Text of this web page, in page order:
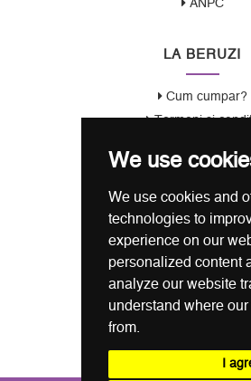
We use
We use cookies and
technologies to
experience on our
personalized content
analyze our website
understand where
from.
I
ANPC
LA BERUZI
Cum cumpar?
Termeni si
Politica de
Politica de
ANSPDCP
CONTACT
0721 80 05 68
Str. Coltei nr. 6, Sect 3,